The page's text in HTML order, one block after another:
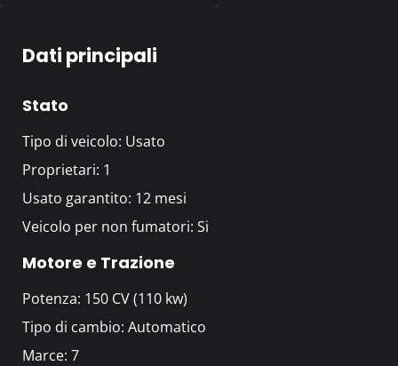
Dati principali
Stato
Tipo di veicolo: Usato
Proprietari: 1
Usato garantito: 12 mesi
Veicolo per non fumatori: Si
Motore e Trazione
Potenza: 150 CV (110 kw)
Tipo di cambio: Automatico
Marce: 7